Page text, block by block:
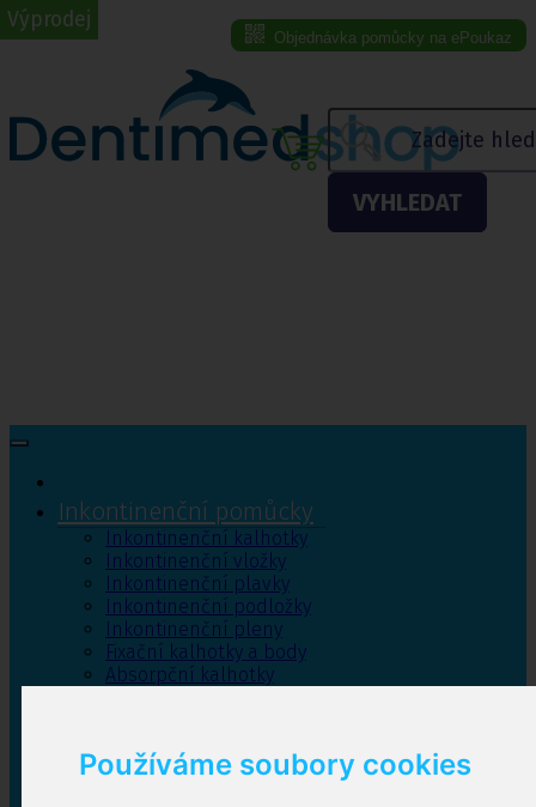
Používáme soubory cookies
Objednávka pomůcky na ePoukaz
VYHLEDAT
Inkontinenční pomůcky
Inkontinenční kalhotky
Inkontinenční vložky
Inkontinenční plavky
Inkontinenční podložky
Inkontinenční pleny
Fixační kalhotky a body
Absorpční kalhotky
Výprodej